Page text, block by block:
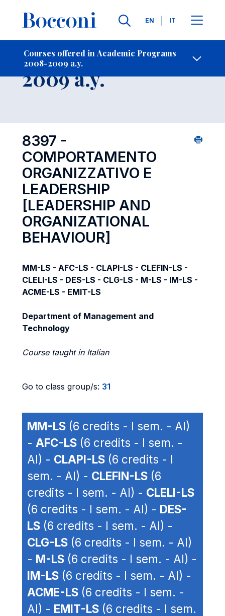
Languages
EN IT
Courses offered in Academic Programs
2008-2009 a.y.
- Contact Us
Course 2008-
2009 a.y.
8397 -
COMPORTAMENTO
ORGANIZZATIVO E
LEADERSHIP
[LEADERSHIP AND
ORGANIZATIONAL
BEHAVIOUR]
MM-LS - AFC-LS - CLAPI-LS - CLEFIN-LS -
CLELI-LS - DES-LS - CLG-LS - M-LS - IM-LS -
ACME-LS - EMIT-LS
Department of Management and
Technology
Course taught in Italian
Go to class group/s: 31
MM-LS (6 credits - I sem. - AI)
- AFC-LS (6 credits - I sem. -
AI) - CLAPI-LS (6 credits - I
sem. - AI) - CLEFIN-LS (6
credits - I sem. - AI) - CLELI-LS
(6 credits - I sem. - AI) - DES-
LS (6 credits - I sem. - AI) -
CLG-LS (6 credits - I sem. - AI)
- M-LS (6 credits - I sem. - AI) -
IM-LS (6 credits - I sem. - AI) -
ACME-LS (6 credits - I sem. -
AI) - EMIT-LS (6 credits - I sem.